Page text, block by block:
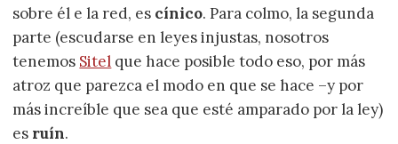
sobre él e la red, es cínico. Para colmo, la segunda
parte (escudarse en leyes injustas, nosotros
tenemos Sitel que hace posible todo eso, por más
atroz que parezca el modo en que se hace –y por
más increíble que sea que esté amparado por la ley)
es ruín.